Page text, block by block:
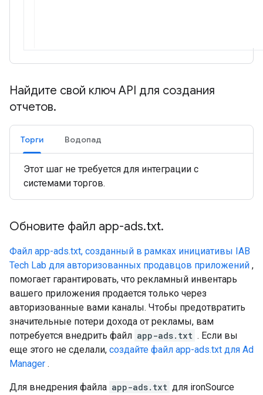
Найдите свой ключ API для создания
отчетов.
Торги Водопад
Этот шаг не требуется для интеграции с
системами торгов.
Обновите файл app-ads.txt.
Файл app-ads.txt, созданный в рамках инициативы IAB
Tech Lab для авторизованных продавцов приложений ,
помогает гарантировать, что рекламный инвентарь
вашего приложения продается только через
авторизованные вами каналы. Чтобы предотвратить
значительные потери дохода от рекламы, вам
потребуется внедрить файл app-ads.txt . Если вы
еще этого не сделали, создайте файл app-ads.txt для Ad
Manager .
Для внедрения файла app-ads.txt для ironSource